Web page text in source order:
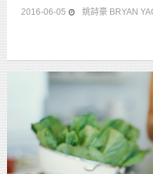
2016-06-05 姚詩豪 BRYAN